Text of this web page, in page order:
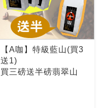
【A咖】特級藍山(買3
送1)
買三磅送半磅翡翠山